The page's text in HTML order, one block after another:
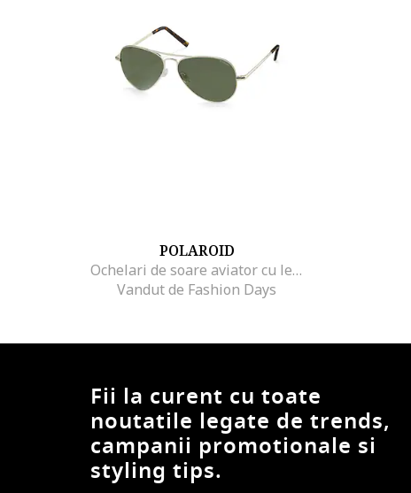
POLAROID
Ochelari de soare aviator cu lentile ultrapolarizate
Vandut de Fashion Days
Fii la curent cu toate
noutatile legate de trends,
campanii promotionale si
styling tips.